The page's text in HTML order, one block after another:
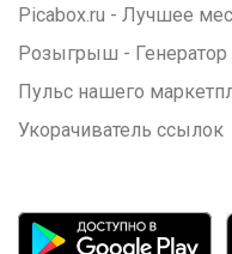
Picabox.ru - Лучшее
Розыгрыш - Генератор
Пульс нашего
Укорачиватель ссылок